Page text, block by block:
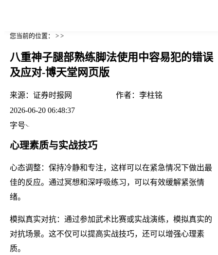
您当前的位置： > >
八重神子腿部熟练脚法使用中容易犯的错误
及应对-博天堂网页版
来源： 证券时报网 作者： 李柱铭
2026-06-20 06:48:37
字号
心理素质与实战技巧
心态调整：保持冷静和专注，这样可以在紧急情况下做出最
佳的反应。通过冥想和深呼吸练习，可以有效缓解紧张情
绪。
模拟真实对抗：通过参加武术比赛或实战演练，模拟真实的
对抗场景。这不仅可以提高实战技巧，还可以增强心理素
质。